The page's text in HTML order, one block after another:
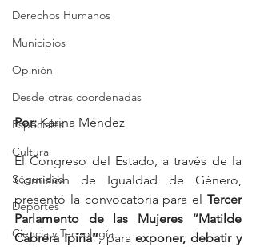
Derechos Humanos
Municipios
Opinión
Desde otras coordenadas
Especiales
Cultura
Seguridad
Deportes
Ciencia y Tecnología
Por: Karina Méndez
El Congreso del Estado, a través de la
Comisión de Igualdad de Género,
presentó la convocatoria para el Tercer
Parlamento de las Mujeres “Matilde
Cabrera Ipiña”, para exponer, debatir y